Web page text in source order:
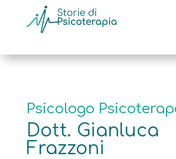
Psicologo
Dott. Gianluca
Frazzoni